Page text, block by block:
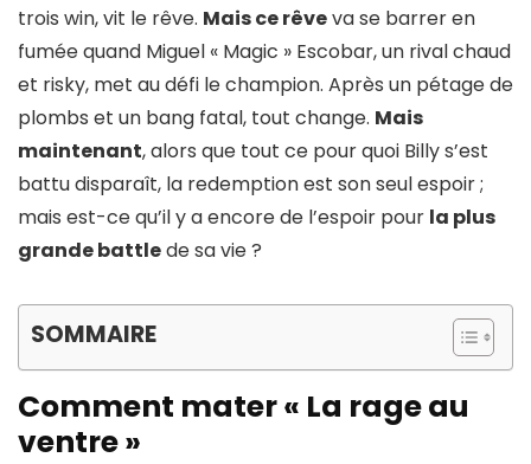
trois win, vit le rêve. Mais ce rêveva se barrer en
fumée quand Miguel « Magic » Escobar, un rival chaud
et risky, met au défi le champion. Après un pétage de
plombs et un bang fatal, tout change. Mais
maintenant, alors que tout ce pour quoi Billy s’est
battu disparaît, la redemption est son seul espoir ;
mais est-ce qu’il y a encore de l’espoir pour la plus
grande battlede sa vie ?
SOMMAIRE
Comment mater « La rage au
ventre »